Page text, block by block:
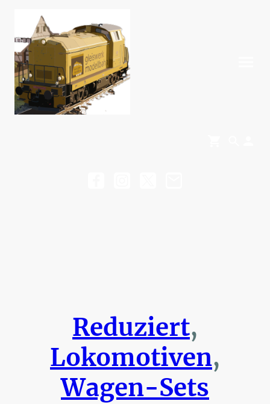
Reduziert,
Lokomotiven,
Wagen-Sets